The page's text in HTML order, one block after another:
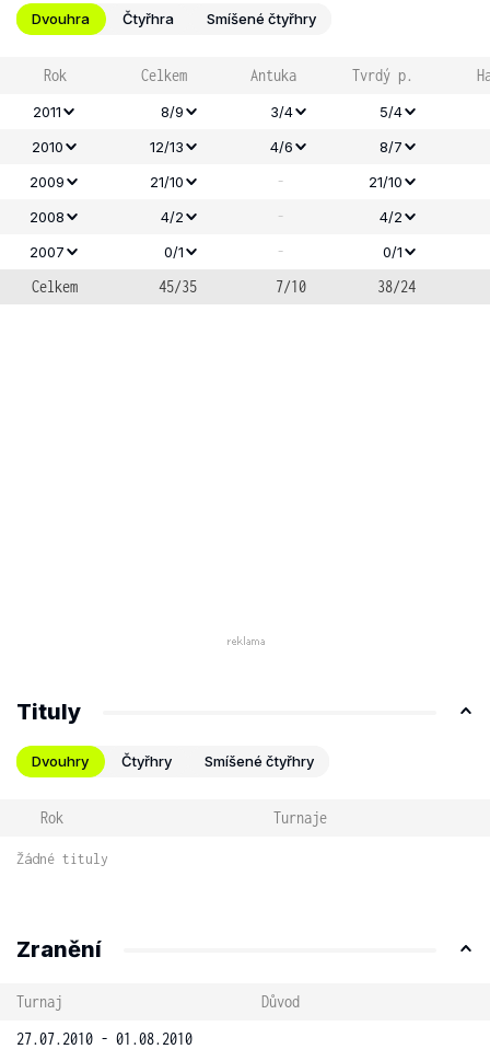
Dvouhra Čtyřhra Smíšené čtyřhry
Rok Celkem Antuka Tvrdý p.
2011 8/9 3/4
5/4
2010
12/13 4/6
8/7
2009
21/10 -
21/10
2008
4/2 -
4/2
2007
0/1 - 0/1
Celkem 45/35 7/10 38/24
Tituly
Dvouhry Čtyřhry Smíšené čtyřhry
Rok Turnaje
Žádné tituly
Zranění
Turnaj
Důvod
27.07.2010 - 01.08.2010